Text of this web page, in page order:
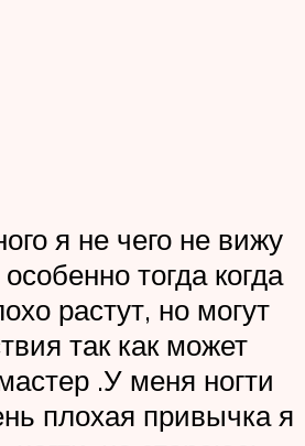
я не чего не вижу
тогда когда
растут, но могут
так как может
.У меня ногти
плохая привычка я